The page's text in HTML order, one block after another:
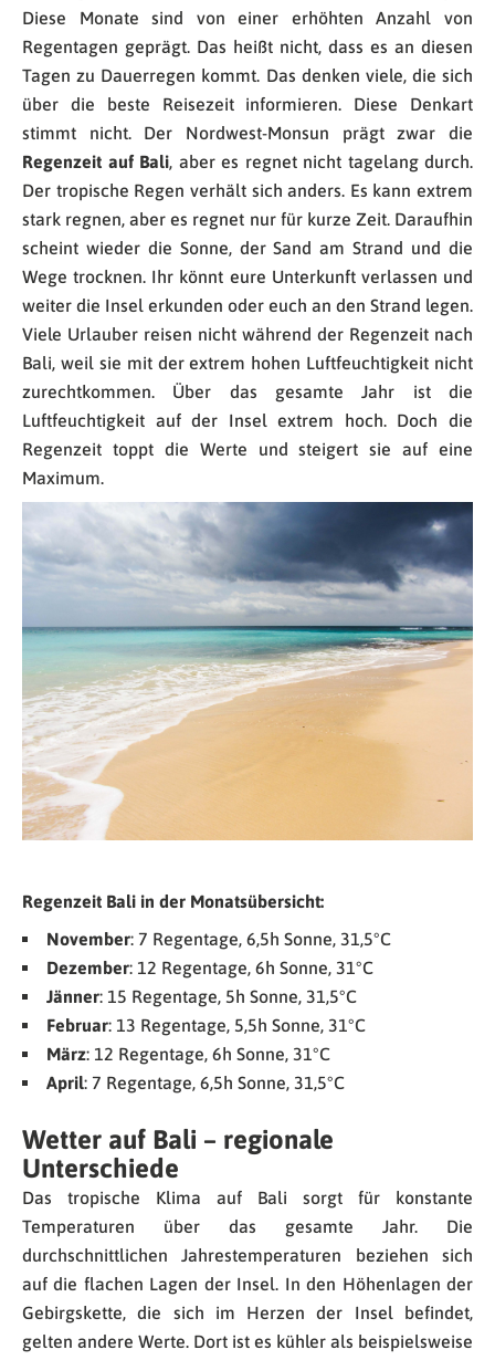
Diese Monate sind von einer erhöhten Anzahl von
Regentagen geprägt. Das heißt nicht, dass es an diesen
Tagen zu Dauerregen kommt. Das denken viele, die sich
über die beste Reisezeit informieren. Diese Denkart
stimmt nicht. Der Nordwest-Monsun prägt zwar die
Regenzeit auf Bali, aber es regnet nicht tagelang durch.
Der tropische Regen verhält sich anders. Es kann extrem
stark regnen, aber es regnet nur für kurze Zeit. Daraufhin
scheint wieder die Sonne, der Sand am Strand und die
Wege trocknen. Ihr könnt eure Unterkunft verlassen und
weiter die Insel erkunden oder euch an den Strand legen.
Viele Urlauber reisen nicht während der Regenzeit nach
Bali, weil sie mit der extrem hohen Luftfeuchtigkeit nicht
zurechtkommen. Über das gesamte Jahr ist die
Luftfeuchtigkeit auf der Insel extrem hoch. Doch die
Regenzeit toppt die Werte und steigert sie auf eine
Maximum.
Regenzeit Bali in der Monatsübersicht:
November: 7 Regentage, 6,5h Sonne, 31,5°C
Dezember: 12 Regentage, 6h Sonne, 31°C
Jänner: 15 Regentage, 5h Sonne, 31,5°C
Februar: 13 Regentage, 5,5h Sonne, 31°C
März: 12 Regentage, 6h Sonne, 31°C
April: 7 Regentage, 6,5h Sonne, 31,5°C
Wetter auf Bali – regionale
Unterschiede
Das tropische Klima auf Bali sorgt für konstante
Temperaturen über das gesamte Jahr. Die
durchschnittlichen Jahrestemperaturen beziehen sich
auf die flachen Lagen der Insel. In den Höhenlagen der
Gebirgskette, die sich im Herzen der Insel befindet,
gelten andere Werte. Dort ist es kühler als beispielsweise